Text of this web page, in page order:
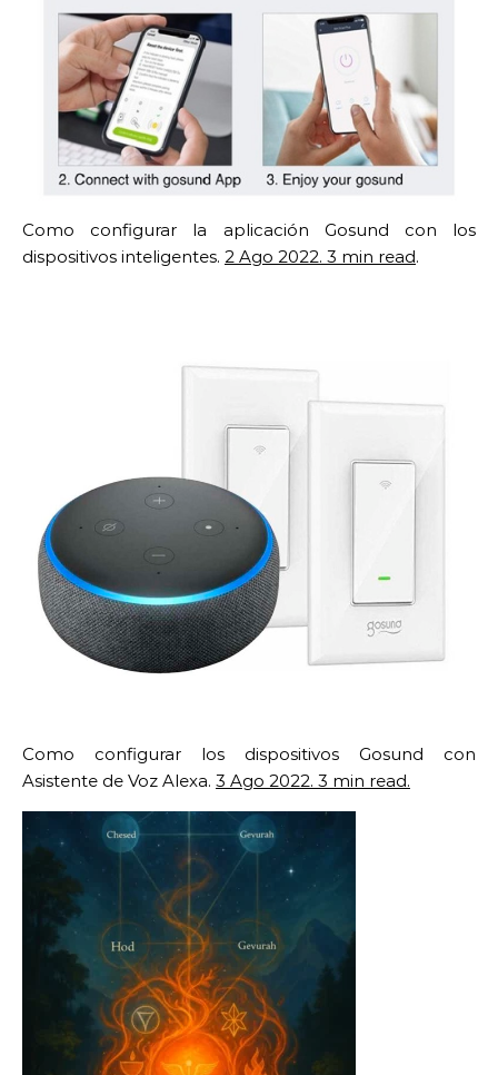
Como configurar la aplicación Gosund con los
dispositivos inteligentes. 2 Ago 2022. 3 min read.
Como configurar los dispositivos Gosund con
Asistente de Voz Alexa. 3 Ago 2022. 3 min read.